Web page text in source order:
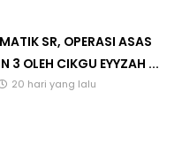
SR, OPERASI ASAS
3 OLEH CIKGU EYYZAH ...
20 hari yang lalu